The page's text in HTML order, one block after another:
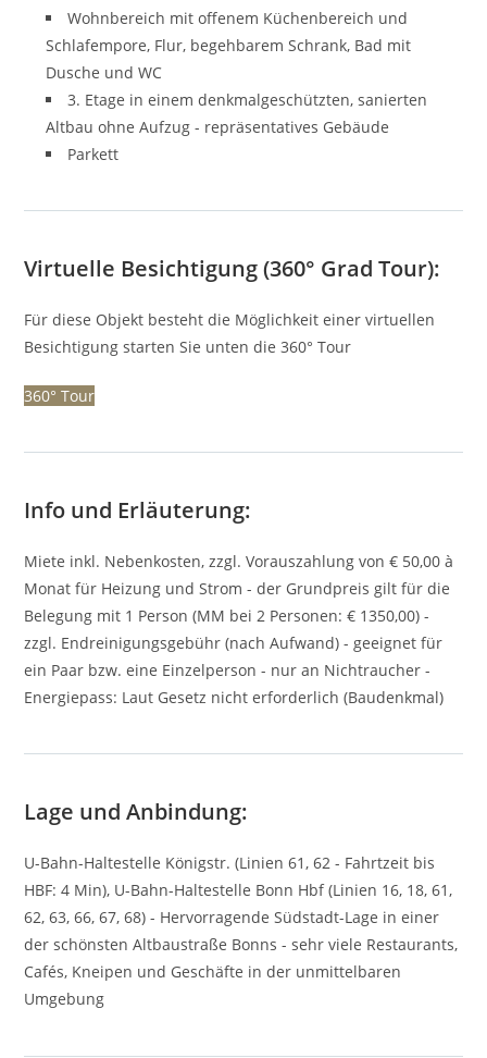
Wohnbereich mit offenem Küchenbereich und
Schlafempore, Flur, begehbarem Schrank, Bad mit
Dusche und WC
3. Etage in einem denkmalgeschützten, sanierten
Altbau ohne Aufzug - repräsentatives Gebäude
Parkett
Virtuelle Besichtigung (360° Grad Tour):
Für diese Objekt besteht die Möglichkeit einer virtuellen
Besichtigung starten Sie unten die 360° Tour
360° Tour
Info und Erläuterung:
Miete inkl. Nebenkosten, zzgl. Vorauszahlung von € 50,00 à
Monat für Heizung und Strom - der Grundpreis gilt für die
Belegung mit 1 Person (MM bei 2 Personen: € 1350,00) -
zzgl. Endreinigungsgebühr (nach Aufwand) - geeignet für
ein Paar bzw. eine Einzelperson - nur an Nichtraucher -
Energiepass: Laut Gesetz nicht erforderlich (Baudenkmal)
Lage und Anbindung:
U-Bahn-Haltestelle Königstr. (Linien 61, 62 - Fahrtzeit bis
HBF: 4 Min), U-Bahn-Haltestelle Bonn Hbf (Linien 16, 18, 61,
62, 63, 66, 67, 68) - Hervorragende Südstadt-Lage in einer
der schönsten Altbaustraße Bonns - sehr viele Restaurants,
Cafés, Kneipen und Geschäfte in der unmittelbaren
Umgebung